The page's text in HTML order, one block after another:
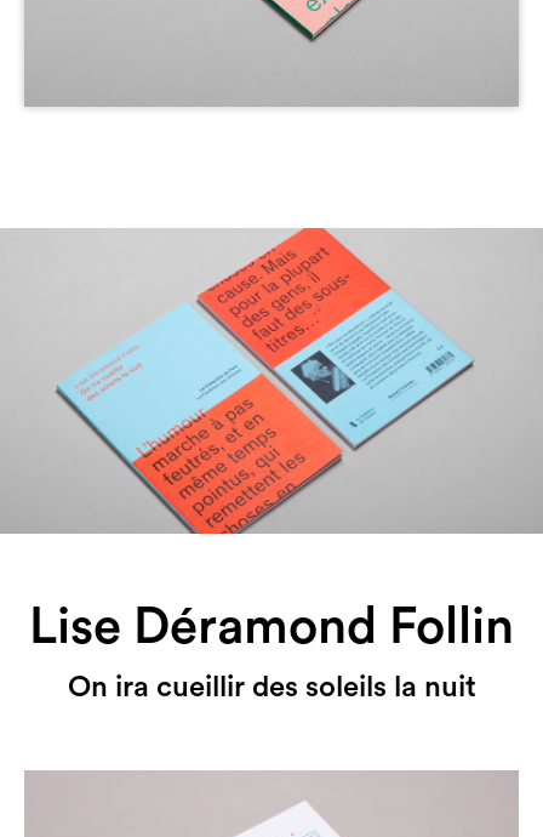
Lise Déramond Follin
On ira cueillir des soleils la nuit